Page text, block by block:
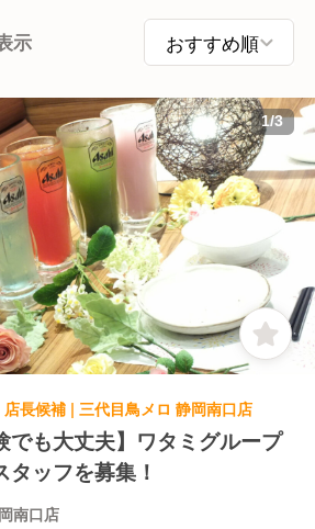
示
1/3
長候補 | 三代目鳥メロ 静岡南口店
でも大丈夫】ワタミグループ
ッフを募集！
南口店